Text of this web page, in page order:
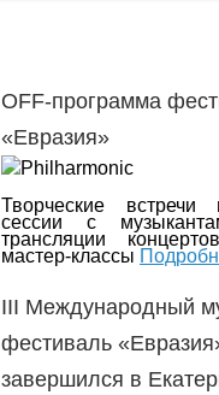
OFF-программа
«Евразия»
Творческие встречи
сессии с
трансляции
мастер-классы
III Международный
фестиваль
завершился в